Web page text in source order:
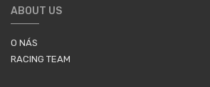
ABOUT US
O NÁS
RACING TEAM